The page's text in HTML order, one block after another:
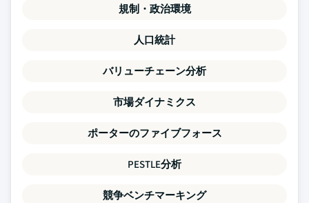
規制・政治環境
人口統計
バリューチェーン分析
市場ダイナミクス
ポーターのファイブフォース
PESTLE分析
競争ベンチマーキング